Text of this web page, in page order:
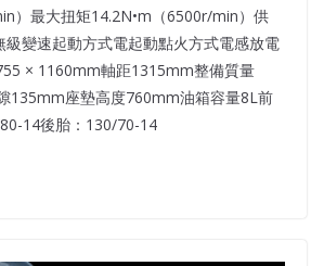
）最大扭矩14.2N•m（6500r/min）供
級變速起動方式電起動點火方式電感放電
× 1160mm軸距1315mm整備質量
135mm座墊高度760mm油箱容量8L前
14後胎：130/70-14